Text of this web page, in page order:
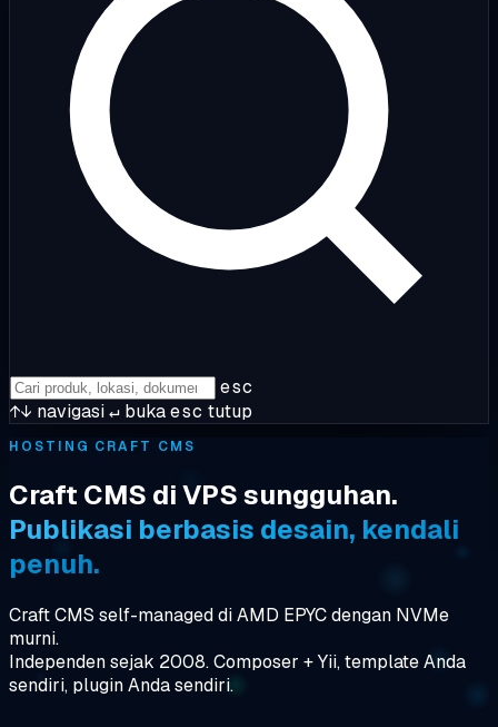
esc
↑↓ navigasi↵ bukaesc tutup
HOSTING CRAFT CMS
Craft CMS di VPS sungguhan.
Publikasi berbasis desain, kendali
penuh.
Craft CMS self-managed di AMD EPYC dengan NVMe
murni.
Independen sejak 2008. Composer + Yii, template Anda
sendiri, plugin Anda sendiri.